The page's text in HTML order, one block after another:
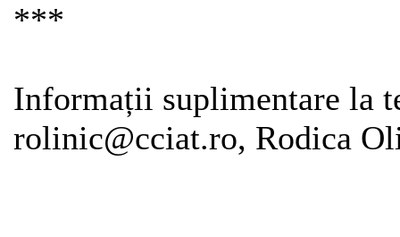
***
Informații suplimentare la
rolinic@cciat.ro, Rodica